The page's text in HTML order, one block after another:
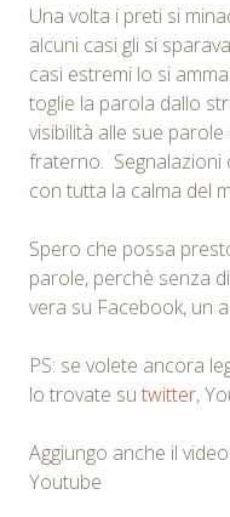
Una volta i preti si
alcuni casi gli si
casi estremi lo si
toglie la parola dallo
visibilità alle sue
fraterno. Segnalazioni
con tutta la calma del
Spero che possa
parole, perchè senza
vera su Facebook, un
PS: se volete ancora
lo trovate su twitter,
Aggiungo anche il
Youtube